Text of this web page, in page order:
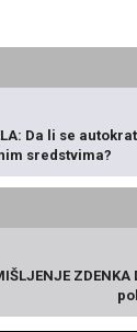
Da li se
sredstvima?